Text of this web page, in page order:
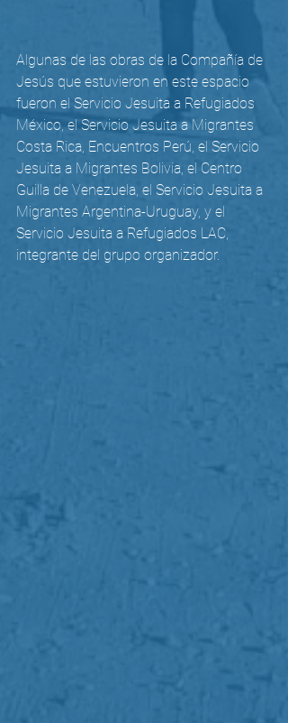
Algunas de las obras de la Compañía de
Jesús que estuvieron en este espacio
fueron el Servicio Jesuita a Refugiados
México, el Servicio Jesuita a Migrantes
Costa Rica, Encuentros Perú, el Servicio
Jesuita a Migrantes Bolivia, el Centro
Guilla de Venezuela, el Servicio Jesuita a
Migrantes Argentina-Uruguay, y el
Servicio Jesuita a Refugiados LAC,
integrante del grupo organizador.